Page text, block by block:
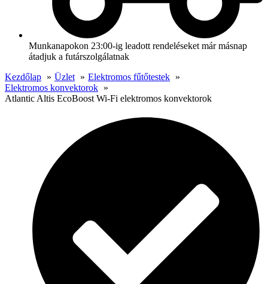
Munkanapokon 23:00-ig leadott rendeléseket már másnap
átadjuk a futárszolgálatnak
Kezdőlap
Üzlet
Elektromos fűtőtestek
Elektromos konvektorok
Atlantic Altis EcoBoost Wi-Fi elektromos konvektorok